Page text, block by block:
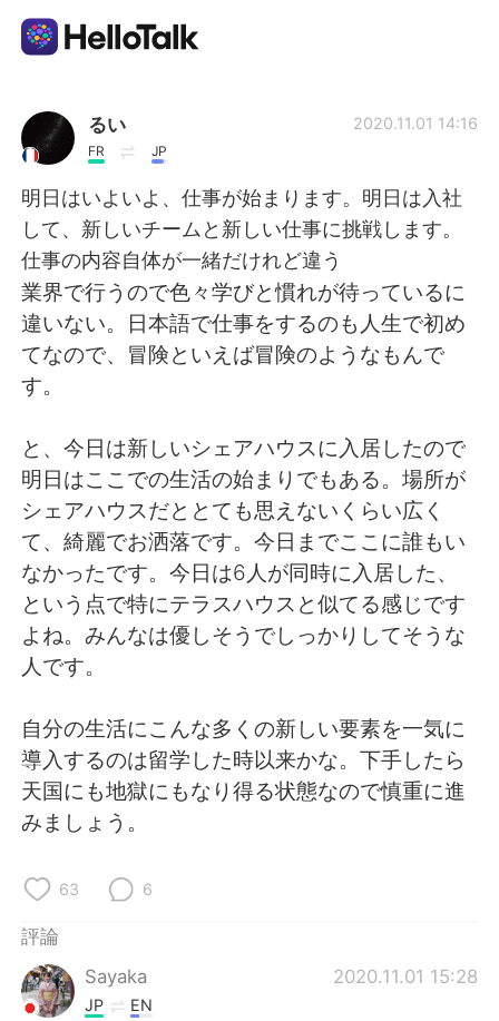
語言交換應用
AI Grammar Checker
繁體中文
English 简体中文
Français Deutsch
日本語 한국어
Русский ไทย
Indonesia Italiano
Türkçe
Português
るい
FR JP
2020.11.01 14:16
明日はいよいよ、仕事が始まります。明日は入社
して、新しいチームと新しい仕事に挑戦します。
仕事の内容自体が一緒だけれど違う
業界で行うので色々学びと慣れが待っているに
違いない。日本語で仕事をするのも人生で初め
てなので、冒険といえば冒険のようなもんで
す。
と、今日は新しいシェアハウスに入居したので
明日はここでの生活の始まりでもある。場所が
シェアハウスだととても思えないくらい広く
て、綺麗でお洒落です。今日までここに誰もい
なかったです。今日は6人が同時に入居した、
という点で特にテラスハウスと似てる感じです
よね。みんなは優しそうでしっかりしてそうな
人です。
自分の生活にこんな多くの新しい要素を一気に
導入するのは留学した時以来かな。下手したら
天国にも地獄にもなり得る状態なので慎重に進
みましょう。
63 6
評論
Sayaka
2020.11.01 15:28
JP EN